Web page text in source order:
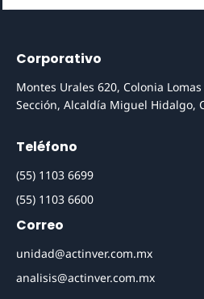
Corporativo
Montes Urales 620, Colonia
Sección, Alcaldía Miguel Hidalgo,
Teléfono
(55) 1103 6699
(55) 1103 6600
Correo
unidad@actinver.com.mx
analisis@actinver.com.mx